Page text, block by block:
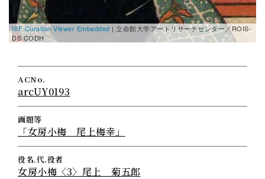
IIIF Curation Viewer Embedded | 立命館大学アートリサーチセンター／ROIS-
DS CODH
ACNo.
arcUY0193
画題等
「女房小梅 尾上梅幸」
役名.代.役者
女房小梅〈3〉尾上 菊五郎